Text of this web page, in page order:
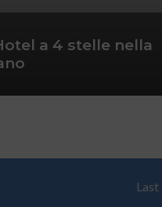
a 4 stelle nella